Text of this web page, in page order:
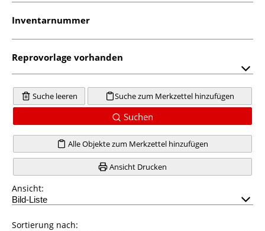
Inventarnummer
Reprovorlage vorhanden
Suche leeren Suche zum Merkzettel hinzufügen
Suchen
Alle Objekte zum Merkzettel hinzufügen
Ansicht Drucken
Ansicht:
Sortierung nach: